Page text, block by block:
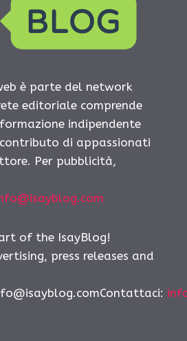
è parte del network
editoriale comprende
indipendente
di appassionati
Per pubblicità,
of the IsayBlog!
press releases and
: